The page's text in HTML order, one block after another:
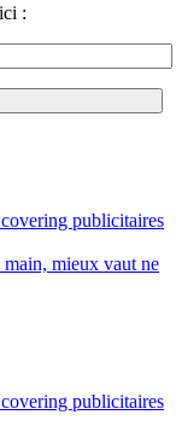
:
covering publicitaires
main, mieux vaut ne
covering publicitaires